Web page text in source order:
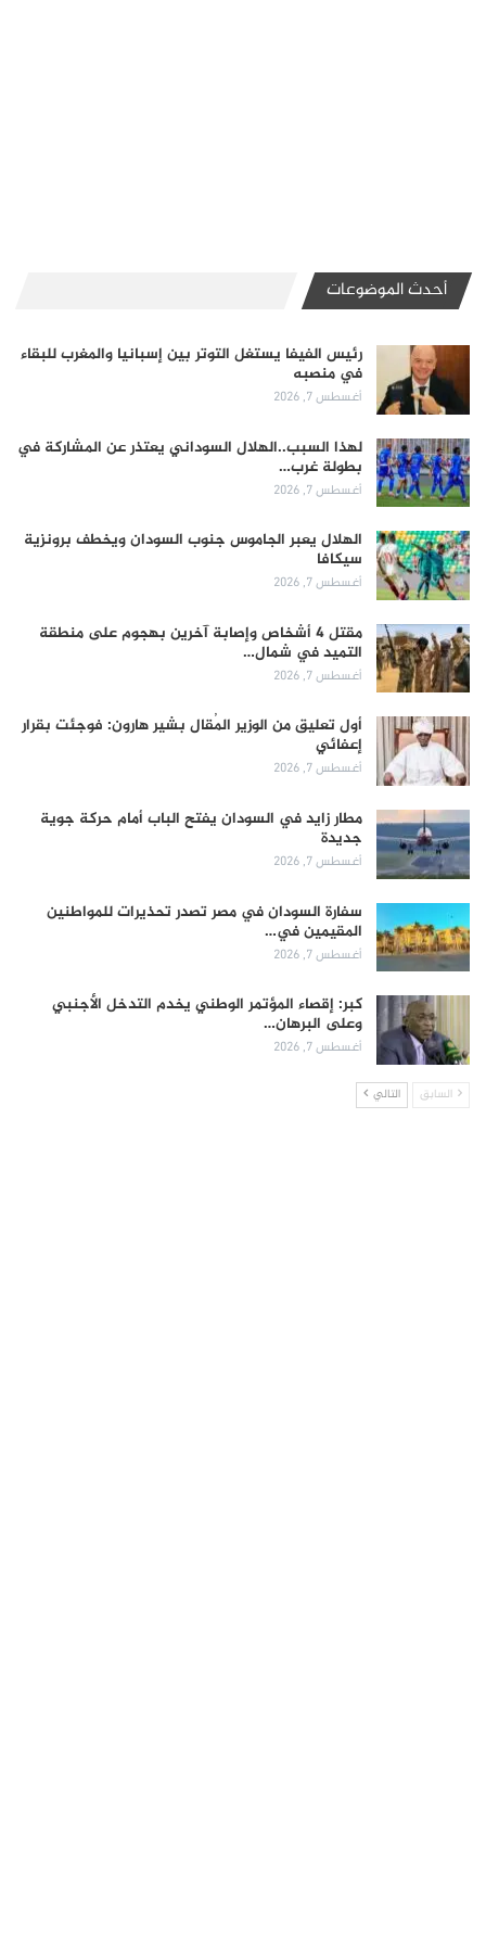
أحدث الموضوعات
رئيس الفيفا يستغل التوتر بين إسبانيا والمغرب للبقاء
في منصبه
أغسطس 7, 2026
لهذا السبب..الهلال السوداني يعتذر عن المشاركة في
بطولة غرب…
أغسطس 7, 2026
الهلال يعبر الجاموس جنوب السودان ويخطف برونزية
سيكافا
أغسطس 7, 2026
مقتل 4 أشخاص وإصابة آخرين بهجوم على منطقة
التميد في شمال…
أغسطس 7, 2026
أول تعليق من الوزير المُقال بشير هارون: فوجئت بقرار
إعفائي
أغسطس 7, 2026
مطار زايد في السودان يفتح الباب أمام حركة جوية
جديدة
أغسطس 7, 2026
سفارة السودان في مصر تصدر تحذيرات للمواطنين
المقيمين في…
أغسطس 7, 2026
كبر: إقصاء المؤتمر الوطني يخدم التدخل الأجنبي
وعلى البرهان…
أغسطس 7, 2026
السابق التالي